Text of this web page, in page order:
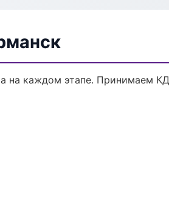
на каждом этапе. Принимаем